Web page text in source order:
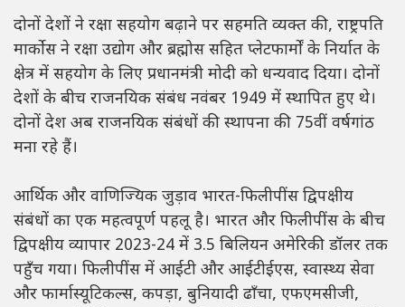
दोनों देशों ने रक्षा सहयोग बढ़ाने पर सहमति व्यक्त की, राष्ट्रपति
मार्कोस ने रक्षा उद्योग और ब्रह्मोस सहित प्लेटफार्मों के निर्यात के
क्षेत्र में सहयोग के लिए प्रधानमंत्री मोदी को धन्यवाद दिया। दोनों
देशों के बीच राजनयिक संबंध नवंबर 1949 में स्थापित हुए थे।
दोनों देश अब राजनयिक संबंधों की स्थापना की 75वीं वर्षगांठ
मना रहे हैं।
आर्थिक और वाणिज्यिक जुड़ाव भारत-फिलीपींस द्विपक्षीय
संबंधों का एक महत्वपूर्ण पहलू है। भारत और फिलीपींस के बीच
द्विपक्षीय व्यापार 2023-24 में 3.5 बिलियन अमेरिकी डॉलर तक
पहुँच गया। फिलीपींस में आईटी और आईटीईएस, स्वास्थ्य सेवा
और फार्मास्यूटिकल्स, कपड़ा, बुनियादी ढाँचा, एफएमसीजी,